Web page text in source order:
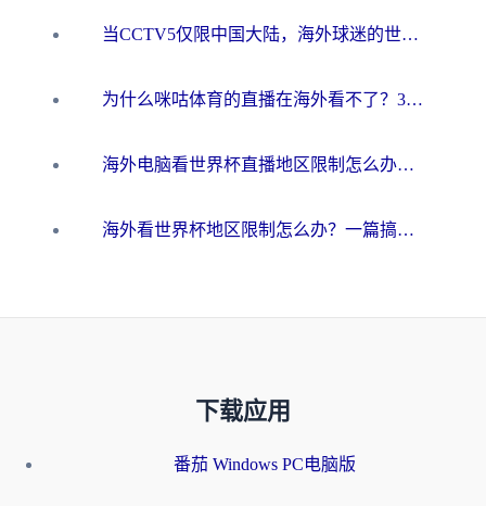
当CCTV5仅限中国大陆，海外球迷的世界杯狂欢如何继续？
为什么咪咕体育的直播在海外看不了？3步解决海外看世界杯+抖音地区限制难题
海外电脑看世界杯直播地区限制怎么办？你需要一个聪明的加速器
海外看世界杯地区限制怎么办？一篇搞定咪咕视频播放+国内资源无缝访问指南
下载应用
番茄 Windows PC电脑版